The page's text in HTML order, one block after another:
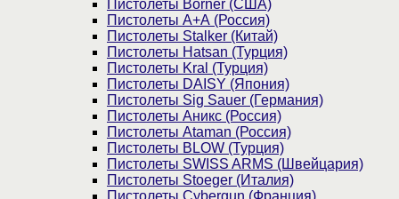
Пистолеты Borner (США)
Пистолеты А+А (Россия)
Пистолеты Stalker (Китай)
Пистолеты Hatsan (Турция)
Пистолеты Kral (Турция)
Пистолеты DAISY (Япония)
Пистолеты Sig Sauer (Германия)
Пистолеты Аникс (Россия)
Пистолеты Ataman (Россия)
Пистолеты BLOW (Турция)
Пистолеты SWISS ARMS (Швейцария)
Пистолеты Stoeger (Италия)